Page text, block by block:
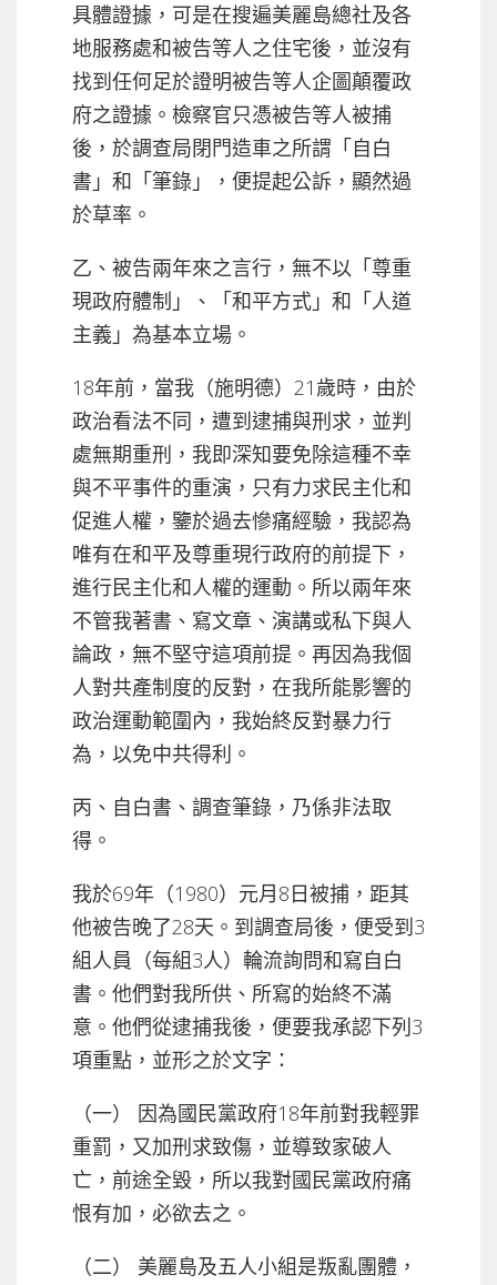
具體證據，可是在搜遍美麗島總社及各
地服務處和被告等人之住宅後，並沒有
找到任何足於證明被告等人企圖顛覆政
府之證據。檢察官只憑被告等人被捕
後，於調查局閉門造車之所謂「自白
書」和「筆錄」，便提起公訴，顯然過
於草率。
乙、被告兩年來之言行，無不以「尊重
現政府體制」、「和平方式」和「人道
主義」為基本立場。
18年前，當我（施明德）21歲時，由於
政治看法不同，遭到逮捕與刑求，並判
處無期重刑，我即深知要免除這種不幸
與不平事件的重演，只有力求民主化和
促進人權，鑒於過去慘痛經驗，我認為
唯有在和平及尊重現行政府的前提下，
進行民主化和人權的運動。所以兩年來
不管我著書、寫文章、演講或私下與人
論政，無不堅守這項前提。再因為我個
人對共產制度的反對，在我所能影響的
政治運動範圍內，我始終反對暴力行
為，以免中共得利。
丙、自白書、調查筆錄，乃係非法取
得。
我於69年（1980）元月8日被捕，距其
他被告晚了28天。到調查局後，便受到3
組人員（每組3人）輪流詢問和寫自白
書。他們對我所供、所寫的始終不滿
意。他們從逮捕我後，便要我承認下列3
項重點，並形之於文字：
（一） 因為國民黨政府18年前對我輕罪
重罰，又加刑求致傷，並導致家破人
亡，前途全毀，所以我對國民黨政府痛
恨有加，必欲去之。
（二） 美麗島及五人小組是叛亂團體，